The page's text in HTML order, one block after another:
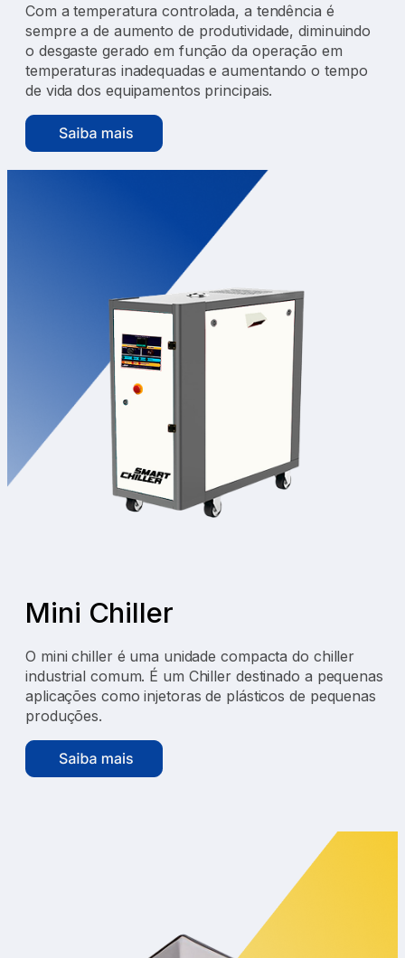
Com a temperatura controlada, a tendência é
sempre a de aumento de produtividade, diminuindo
o desgaste gerado em função da operação em
temperaturas inadequadas e aumentando o tempo
de vida dos equipamentos principais.
Mini Chiller
O mini chiller é uma unidade compacta do chiller
industrial comum. É um Chiller destinado a pequenas
aplicações como injetoras de plásticos de pequenas
produções.